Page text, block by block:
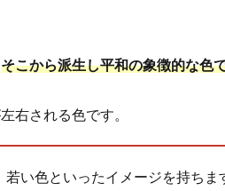
そこから派生し平和の象徴的な色
右される色です。
い色といったイメージを持ちま